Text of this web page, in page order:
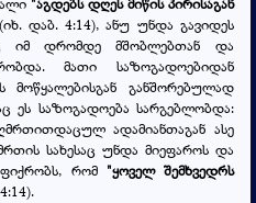
(იხ. დაბ. 4:14), ანუ უნდა გავიდეს
იმ დრომდე მშობლებთან და
მათი საზოგადოებიდან
განშორებულად
ეს საზოგადოება სარგებლობდა:
ადამიანთაგან ასე
სახესაც უნდა მიეფაროს და
რომ "ყოველ შემხვედრს